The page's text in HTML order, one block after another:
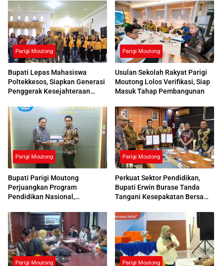
Parigi Moutong
Bupati Lepas Mahasiswa
Poltekkesos, Siapkan Generasi
Penggerak Kesejahteraan
Parigi Moutong
Usulan Sekolah Rakyat Parigi
Moutong Lolos Verifikasi, Siap
Masuk Tahap Pembangunan
Parigi Moutong
Bupati Parigi Moutong
Perjuangkan Program
Pendidikan Nasional,
Respons Positif
Parigi Moutong
Perkuat Sektor Pendidikan,
Bupati Erwin Burase Tanda
Tangani Kesepakatan Bersama
Parigi Moutong Parigi Moutong